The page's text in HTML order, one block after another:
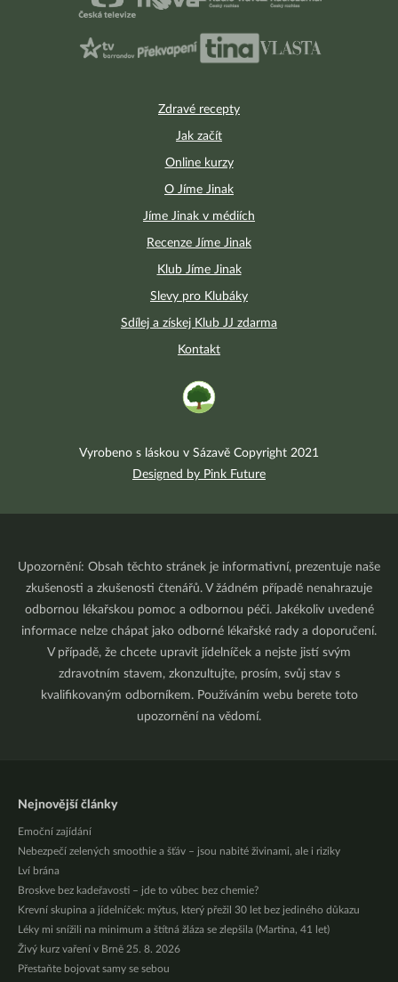
Zdravé recepty
Jak začít
Online kurzy
O Jíme Jinak
Jíme Jinak v médiích
Recenze Jíme Jinak
Klub Jíme Jinak
Slevy pro Klubáky
Sdílej a získej Klub JJ zdarma
Kontakt
Vyrobeno s láskou v Sázavě Copyright 2021
Designed by Pink Future
Upozornění: Obsah těchto stránek je informativní, prezentuje naše
zkušenosti a zkušenosti čtenářů. V žádném případě nenahrazuje
odbornou lékařskou pomoc a odbornou péči. Jakékoliv uvedené
informace nelze chápat jako odborné lékařské rady a doporučení.
V případě, že chcete upravit jídelníček a nejste jistí svým
zdravotním stavem, zkonzultujte, prosím, svůj stav s
kvalifikovaným odborníkem. Používáním webu berete toto
upozornění na vědomí.
Nejnovější články
Emoční zajídání
Nebezpečí zelených smoothie a šťáv – jsou nabité živinami, ale i riziky
Lví brána
Broskve bez kadeřavosti – jde to vůbec bez chemie?
Krevní skupina a jídelníček: mýtus, který přežil 30 let bez jediného důkazu
Léky mi snížili na minimum a štítná žláza se zlepšila (Martina, 41 let)
Živý kurz vaření v Brně 25. 8. 2026
Přestaňte bojovat samy se sebou